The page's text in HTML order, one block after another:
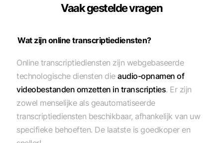
Vaak gestelde vragen
Wat zijn online transcriptiediensten?
Online transcriptiediensten zijn webgebaseerde
technologische diensten dieaudio-opnamen of
videobestanden omzetten in transcripties. Er zijn
zowel menselijke als geautomatiseerde
transcriptiediensten beschikbaar, afhankelijk van uw
specifieke behoeften. De laatste is goedkoper en